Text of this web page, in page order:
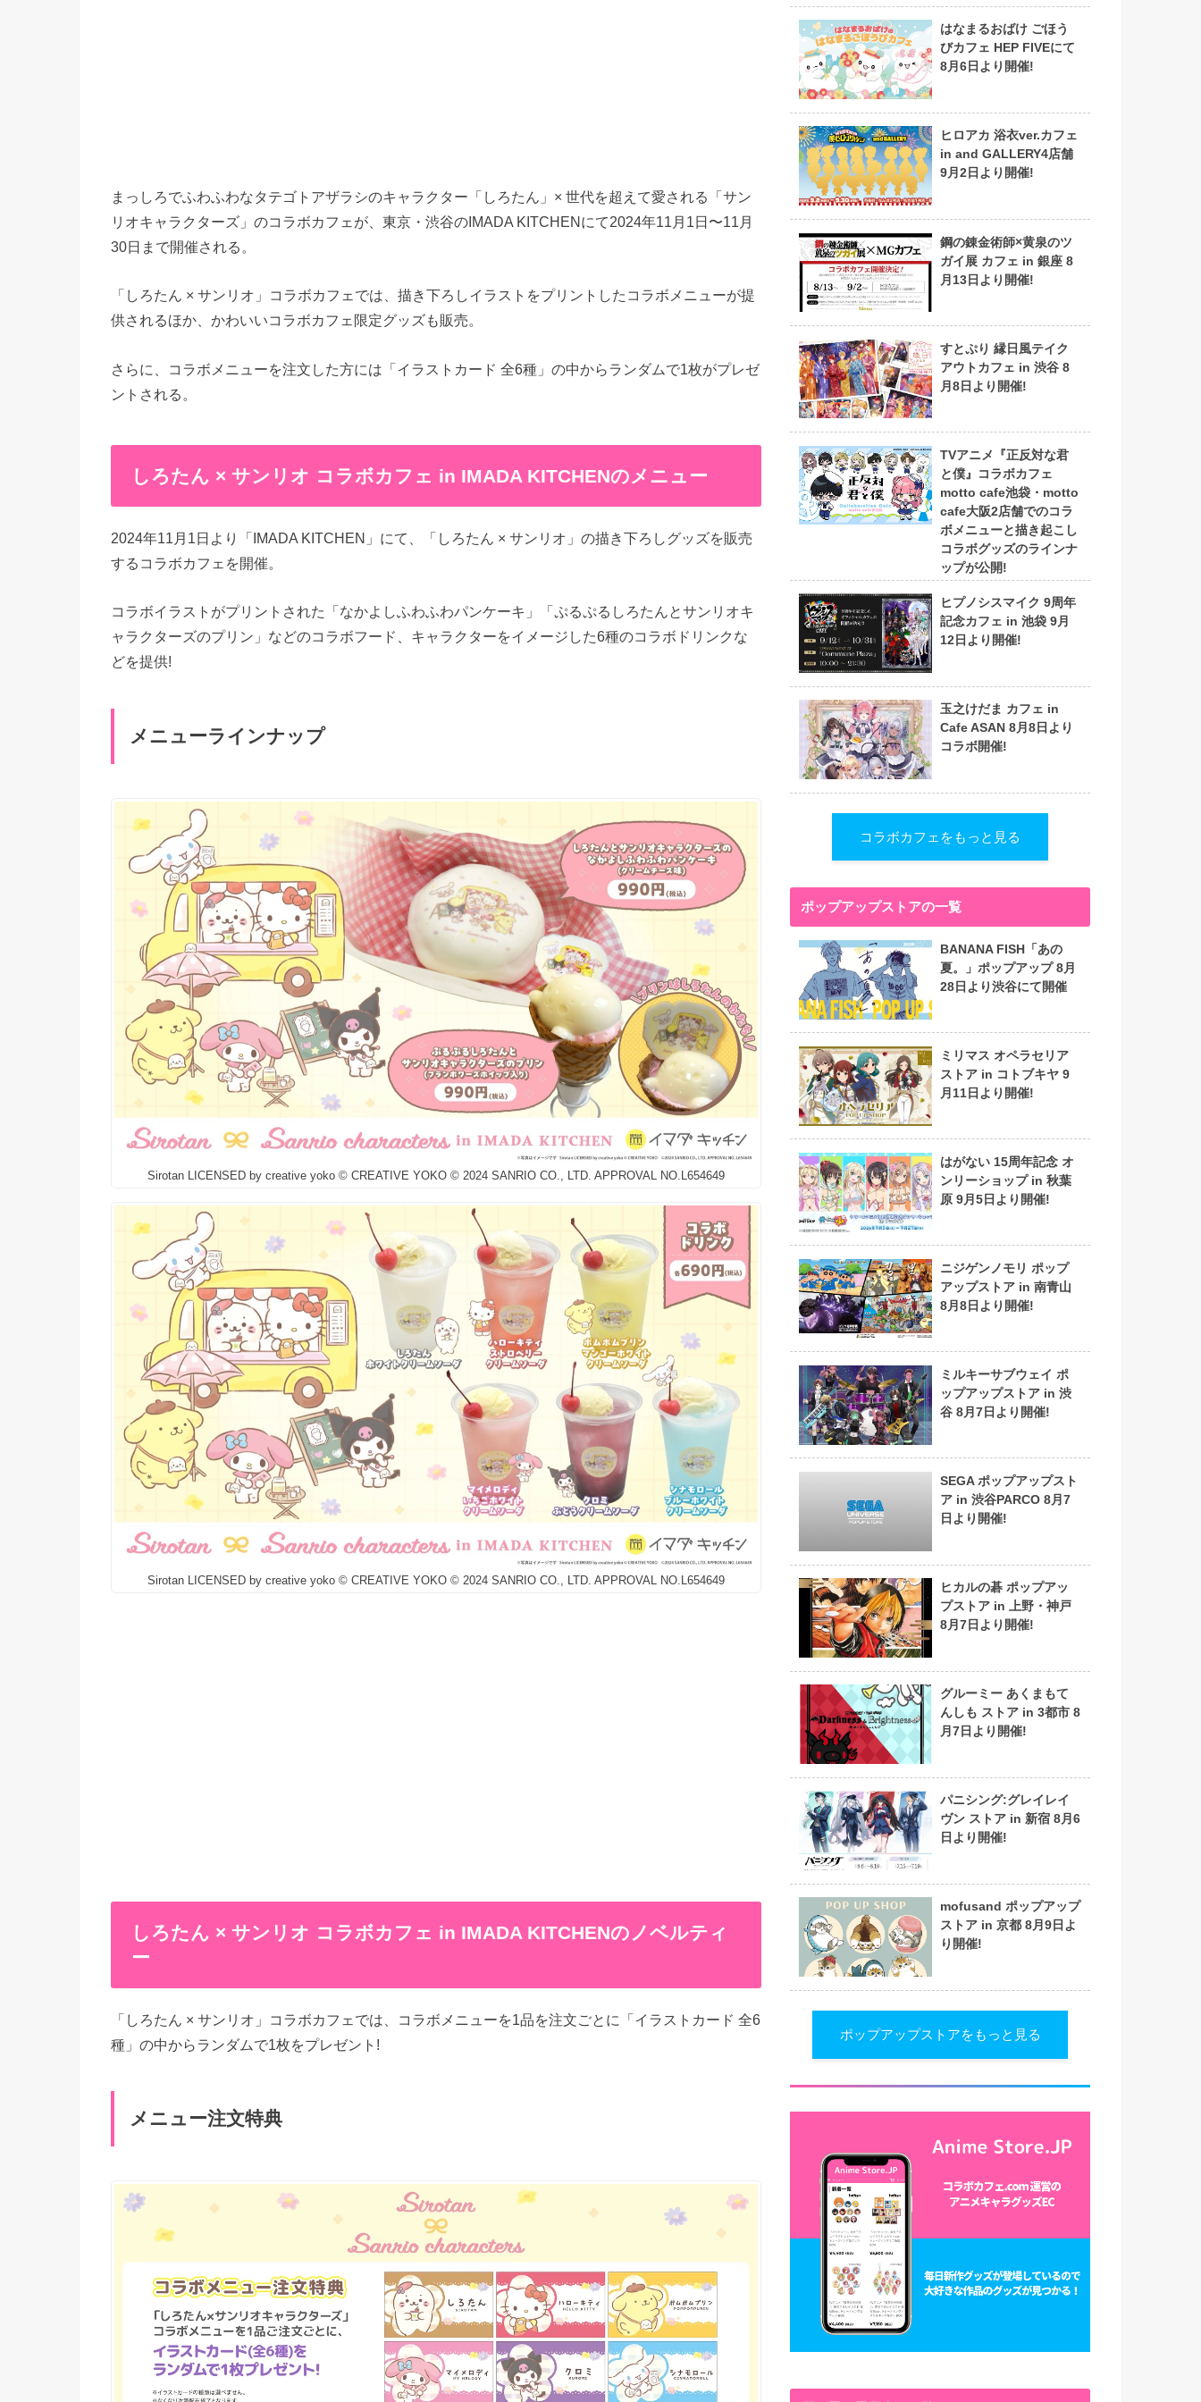
まっしろでふわふわなタテゴトアザラシのキャラクター「しろたん」× 世代を超えて愛される「サン
リオキャラクターズ」のコラボカフェが、東京・渋谷のIMADA KITCHENにて2024年11月1日〜11月
30日まで開催される。
「しろたん × サンリオ」コラボカフェでは、描き下ろしイラストをプリントしたコラボメニューが提
供されるほか、かわいいコラボカフェ限定グッズも販売。
さらに、コラボメニューを注文した方には「イラストカード 全6種」の中からランダムで1枚がプレゼ
ントされる。
しろたん × サンリオ コラボカフェ in IMADA KITCHENのメニュー
2024年11月1日より「IMADA KITCHEN」にて、「しろたん × サンリオ」の描き下ろしグッズを販売
するコラボカフェを開催。
コラボイラストがプリントされた「なかよしふわふわパンケーキ」「ぷるぷるしろたんとサンリオキ
ャラクターズのプリン」などのコラボフード、キャラクターをイメージした6種のコラボドリンクな
どを提供!
メニューラインナップ
Sirotan LICENSED by creative yoko © CREATIVE YOKO © 2024 SANRIO CO., LTD. APPROVAL NO.L654649
Sirotan LICENSED by creative yoko © CREATIVE YOKO © 2024 SANRIO CO., LTD. APPROVAL NO.L654649
しろたん × サンリオ コラボカフェ in IMADA KITCHENのノベルティ
ー
「しろたん × サンリオ」コラボカフェでは、コラボメニューを1品を注文ごとに「イラストカード 全6
種」の中からランダムで1枚をプレゼント!
メニュー注文特典
はなまるおばけ ごほう
びカフェ HEP FIVEにて
8月6日より開催!
ヒロアカ 浴衣ver.カフェ
in and GALLERY4店舗
9月2日より開催!
鋼の錬金術師×黄泉のツ
ガイ展 カフェ in 銀座 8
月13日より開催!
すとぷり 縁日風テイク
アウトカフェ in 渋谷 8
月8日より開催!
TVアニメ『正反対な君
と僕』コラボカフェ
motto cafe池袋・motto
cafe大阪2店舗でのコラ
ボメニューと描き起こし
コラボグッズのラインナ
ップが公開!
ヒプノシスマイク 9周年
記念カフェ in 池袋 9月
12日より開催!
玉之けだま カフェ in
Cafe ASAN 8月8日より
コラボ開催!
コラボカフェをもっと見る
ポップアップストアの一覧
BANANA FISH「あの
夏。」ポップアップ 8月
28日より渋谷にて開催
ミリマス オペラセリア
ストア in コトブキヤ 9
月11日より開催!
はがない 15周年記念 オ
ンリーショップ in 秋葉
原 9月5日より開催!
ニジゲンノモリ ポップ
アップストア in 南青山
8月8日より開催!
ミルキーサブウェイ ポ
ップアップストア in 渋
谷 8月7日より開催!
SEGA ポップアップスト
ア in 渋谷PARCO 8月7
日より開催!
ヒカルの碁 ポップアッ
プストア in 上野・神戸
8月7日より開催!
グルーミー あくまもて
んしも ストア in 3都市 8
月7日より開催!
パニシング:グレイレイ
ヴン ストア in 新宿 8月6
日より開催!
mofusand ポップアップ
ストア in 京都 8月9日よ
り開催!
ポップアップストアをもっと見る